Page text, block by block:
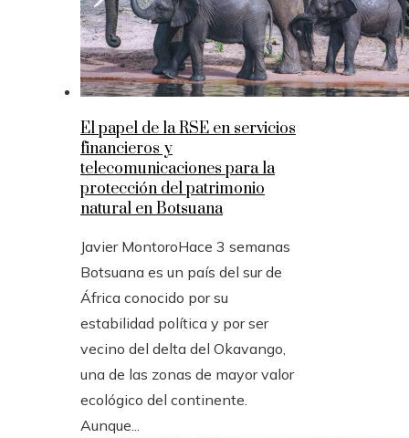
El papel de la RSE en servicios
financieros y
telecomunicaciones para la
protección del patrimonio
natural en Botsuana
Javier MontoroHace 3 semanas
Botsuana es un país del sur de
África conocido por su
estabilidad política y por ser
vecino del delta del Okavango,
una de las zonas de mayor valor
ecológico del continente.
Aunque...